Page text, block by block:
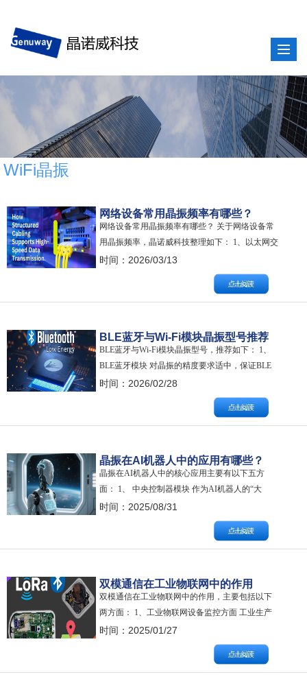
WiFi晶振
网络设备常用晶振频率有哪些？
网络设备常用晶振频率有哪些？ 关于网络设备常
用晶振频率，晶诺威科技整理如下： 1、以太网交
换机/路由器 25MHz、25.000625MHz(用于精确同
步)、40MHz、96MHz、125MHz、
125.003125MHz(用于精确同步)、156.25MHz、
156.250625MHz(用于精确同步…
时间：2026/03/13
BLE蓝牙与Wi-Fi模块晶振型号推荐
BLE蓝牙与Wi-Fi模块晶振型号，推荐如下： 1、
BLE蓝牙模块 对晶振的精度要求适中，保证BLE
协议链路稳定；低功耗设计可延长续航，快速启
动特性减少唤醒及连接的能耗。蓝牙模块应用在
手环、蓝牙耳机、智能门锁等。 推荐：16MHz或
24MHz的无源晶振精度：±10至±30ppm常用尺
时间：2026/02/28
晶振在AI机器人中的应用有哪些？
晶振在AI机器人中的核心应用主要有以下五方
面： 1、 中央控制器模块 作为AI机器人的“大
脑”，中央控制器需要处理海量指令，协调全身运
作。一旦时钟信号出现偏差，指令时序就会混
乱，轻则动作卡顿，重则系统宕机！ 2、 躯干/关
节控制模块 AI机器人完成类似取水杯这样的精细
时间：2025/08/31
双模通信在工业物联网中的作用
双模通信在工业物联网中的作用，主要包括以下
两方面： 1、工业物联网设备监控方面 工业生产
现场有大量的设备需要进行实时监控，例如数控
机床、自动化生产线中的电机等。双模通信模块
（如 4G 与 Wi-Fi 组合）可发挥积极作用。对于一
些关键设备，需要实时传输大量的运行参数（如
时间：2025/01/27